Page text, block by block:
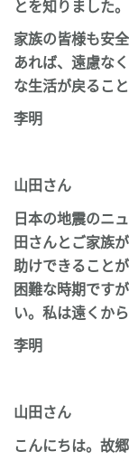
とを知りました
家族の皆様も安
あれば、遠慮な
な生活が戻るこ
李明
山田さん
日本の地震のニ
田さんと ご家族
助けできること
困難な時期ですが
い。私は遠くか
李明
山田さん
こんにちは。故